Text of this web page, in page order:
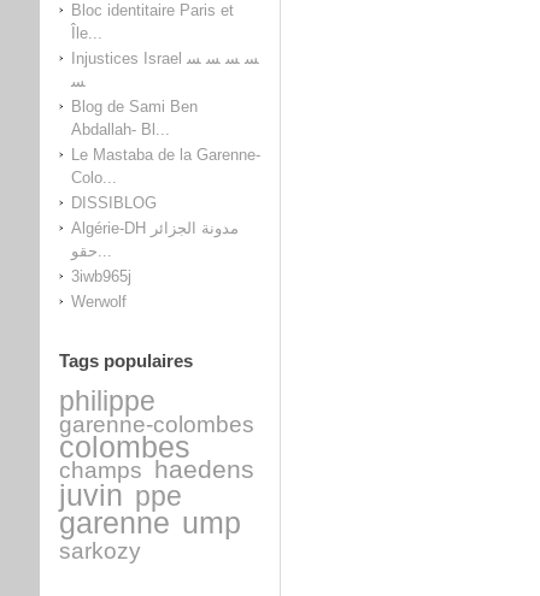
Bloc identitaire Paris et
Île...
Injustices Israel ﺴ ﺴ ﺴ ﺴ
ﺴ
Blog de Sami Ben
Abdallah- Bl...
Le Mastaba de la Garenne-
Colo...
DISSIBLOG
Algérie-DH مدونة الجزائر
حقو...
3iwb965j
Werwolf
Tags populaires
philippe
garenne-colombes
colombes
champs haedens
juvin ppe
garenne ump
sarkozy